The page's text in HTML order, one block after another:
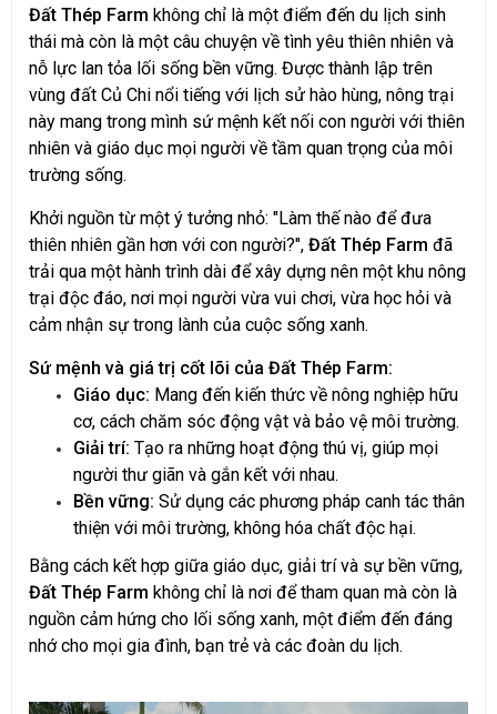
Đất Thép Farm không chỉ là một điểm đến du lịch sinh
thái mà còn là một câu chuyện về tình yêu thiên nhiên và
nỗ lực lan tỏa lối sống bền vững. Được thành lập trên
vùng đất Củ Chi nổi tiếng với lịch sử hào hùng, nông trại
này mang trong mình sứ mệnh kết nối con người với thiên
nhiên và giáo dục mọi người về tầm quan trọng của môi
trường sống.
Khởi nguồn từ một ý tưởng nhỏ: "Làm thế nào để đưa
thiên nhiên gần hơn với con người?", Đất Thép Farm đã
trải qua một hành trình dài để xây dựng nên một khu nông
trại độc đáo, nơi mọi người vừa vui chơi, vừa học hỏi và
cảm nhận sự trong lành của cuộc sống xanh.
Sứ mệnh và giá trị cốt lõi của Đất Thép Farm:
Giáo dục: Mang đến kiến thức về nông nghiệp hữu
cơ, cách chăm sóc động vật và bảo vệ môi trường.
Giải trí: Tạo ra những hoạt động thú vị, giúp mọi
người thư giãn và gắn kết với nhau.
Bền vững: Sử dụng các phương pháp canh tác thân
thiện với môi trường, không hóa chất độc hại.
Bằng cách kết hợp giữa giáo dục, giải trí và sự bền vững,
Đất Thép Farm không chỉ là nơi để tham quan mà còn là
nguồn cảm hứng cho lối sống xanh, một điểm đến đáng
nhớ cho mọi gia đình, bạn trẻ và các đoàn du lịch.